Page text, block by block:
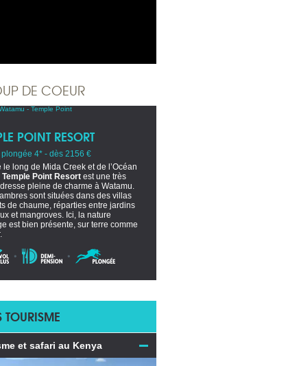
DE COEUR
POINT RESORT
4* - dès 2156 €
le long de Mida Creek et de l’Océan
Temple Point Resort est une très
pleine de charme à Watamu.
sont situées dans des villas
de chaume, réparties entre jardins
et mangroves. Ici, la nature
est bien présente, sur terre comme
TOURISME
et safari au Kenya